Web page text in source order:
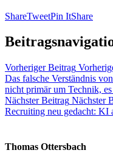
ShareTweetPin ItShare
Vorheriger Beitrag
Das falsche Verständnis
nicht primär um Technik,
Nächster Beitrag Nächster
Recruiting neu gedacht: KI
Thomas Ottersbach